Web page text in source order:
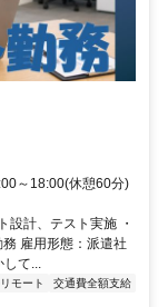
～18:00(休憩60分)
設計、テスト実施 ・
雇用形態：派遣社
して...
モート
交通費全額支給